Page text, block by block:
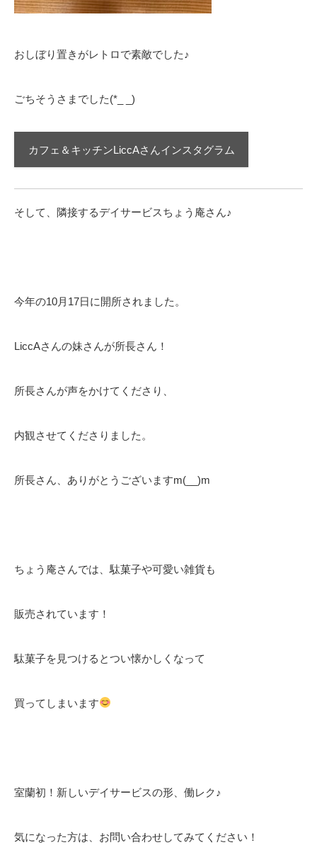
おしぼり置きがレトロで素敵でした♪
ごちそうさまでした(*_ _)
カフェ＆キッチンLiccAさんインスタグラム
そして、隣接するデイサービスちょう庵さん♪
今年の10月17日に開所されました。
LiccAさんの妹さんが所長さん！
所長さんが声をかけてくださり、
内観させてくださりました。
所長さん、ありがとうございますm(__)m
ちょう庵さんでは、駄菓子や可愛い雑貨も
販売されています！
駄菓子を見つけるとつい懐かしくなって
買ってしまいます
室蘭初！新しいデイサービスの形、働レク♪
気になった方は、お問い合わせしてみてください！